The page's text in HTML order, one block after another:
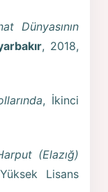
Dünyasının
, 2018,
, İkinci
(Elazığ)
Lisans